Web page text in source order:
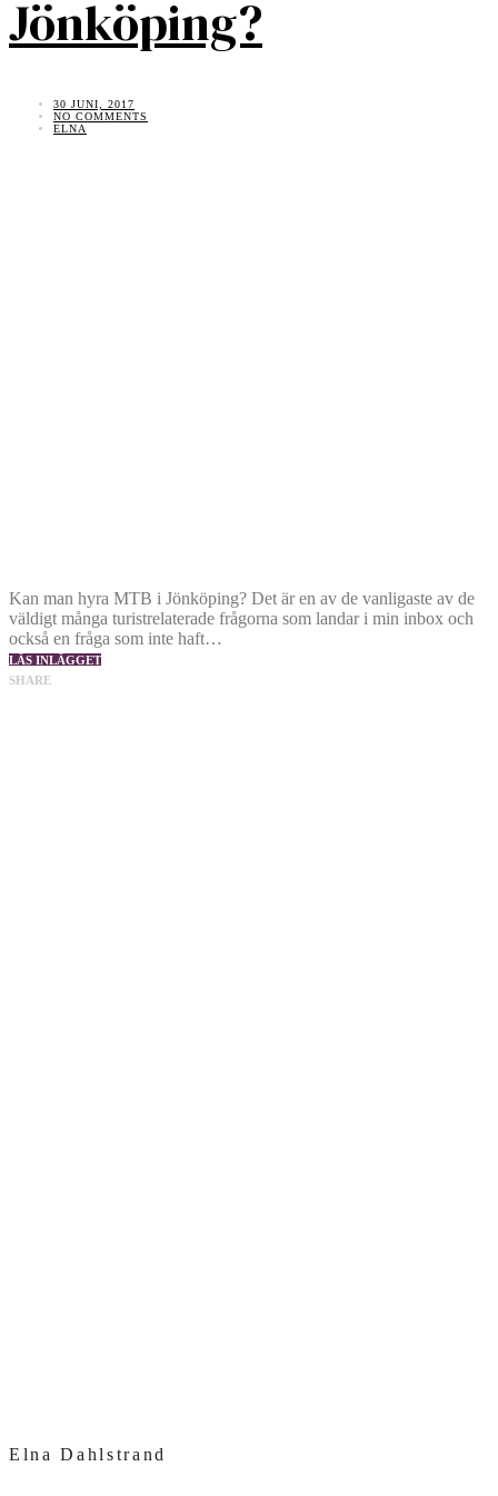
Jönköping?
30 JUNI, 2017
NO COMMENTS
ELNA
Kan man hyra MTB i Jönköping? Det är en av de vanligaste av de
väldigt många turistrelaterade frågorna som landar i min inbox och
också en fråga som inte haft…
LÄS INLÄGGET
SHARE
Elna Dahlstrand